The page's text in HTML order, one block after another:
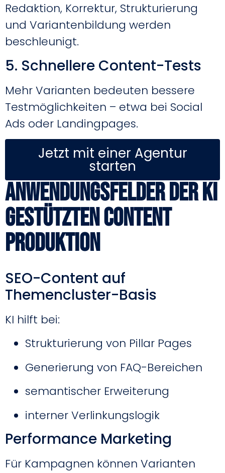
Redaktion, Korrektur, Strukturierung
und Variantenbildung werden
beschleunigt.
5. Schnellere Content-Tests
Mehr Varianten bedeuten bessere
Testmöglichkeiten – etwa bei Social
Ads oder Landingpages.
Jetzt mit einer Agentur
starten
Anwendungsfelder der KI
gestützten Content
Produktion
SEO-Content auf
Themencluster-Basis
KI hilft bei:
Strukturierung von Pillar Pages
Generierung von FAQ-Bereichen
semantischer Erweiterung
interner Verlinkungslogik
Performance Marketing
Für Kampagnen können Varianten